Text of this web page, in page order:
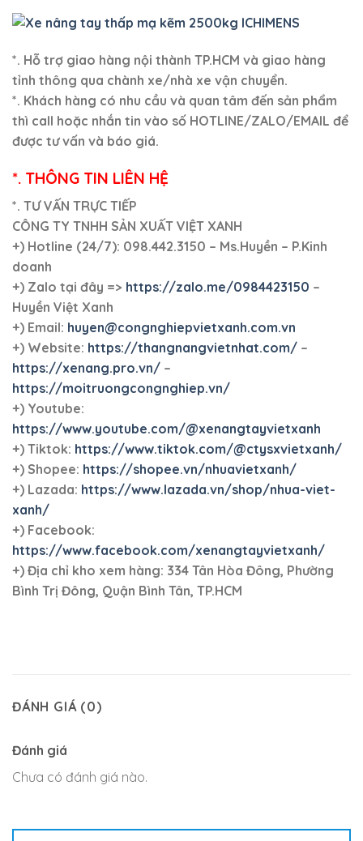
*. Hỗ trợ giao hàng nội thành TP.HCM và giao hàng
tỉnh thông qua chành xe/nhà xe vận chuyển.
*. Khách hàng có nhu cầu và quan tâm đến sản phẩm
thì call hoặc nhắn tin vào số HOTLINE/ZALO/EMAIL để
được tư vấn và báo giá.
*. THÔNG TIN LIÊN HỆ
*. TƯ VẤN TRỰC TIẾP
CÔNG TY TNHH SẢN XUẤT VIỆT XANH
+) Hotline (24/7): 098.442.3150 – Ms.Huyền – P.Kinh
doanh
+) Zalo tại đây => https://zalo.me/0984423150 –
Huyền Việt Xanh
+) Email: huyen@congnghiepvietxanh.com.vn
+) Website: https://thangnangvietnhat.com/ –
https://xenang.pro.vn/ –
https://moitruongcongnghiep.vn/
+) Youtube:
https://www.youtube.com/@xenangtayvietxanh
+) Tiktok: https://www.tiktok.com/@ctysxvietxanh/
+) Shopee: https://shopee.vn/nhuavietxanh/
+) Lazada: https://www.lazada.vn/shop/nhua-viet-
xanh/
+) Facebook:
https://www.facebook.com/xenangtayvietxanh/
+) Địa chỉ kho xem hàng: 334 Tân Hòa Đông, Phường
Bình Trị Đông, Quận Bình Tân, TP.HCM
ĐÁNH GIÁ (0)
Đánh giá
Chưa có đánh giá nào.